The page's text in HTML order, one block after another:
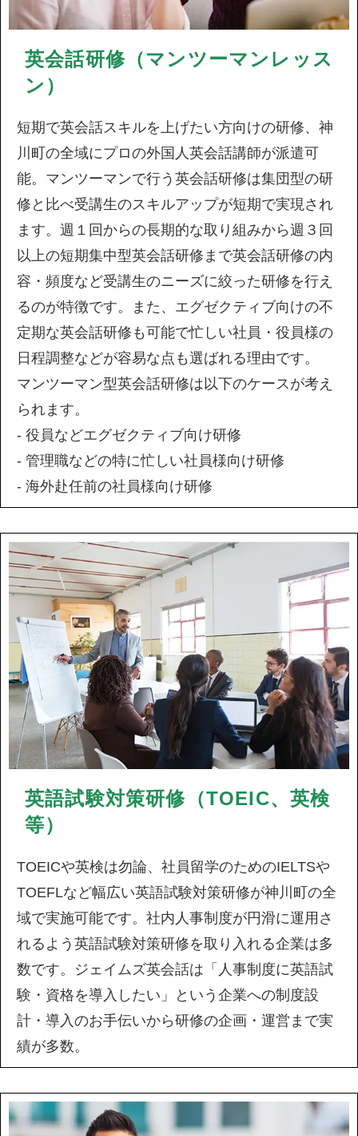
英会話研修（マンツーマンレッス
ン）
短期で英会話スキルを上げたい方向けの研修、神
川町の全域にプロの外国人英会話講師が派遣可
能。マンツーマンで行う英会話研修は集団型の研
修と比べ受講生のスキルアップが短期で実現され
ます。週１回からの長期的な取り組みから週３回
以上の短期集中型英会話研修まで英会話研修の内
容・頻度など受講生のニーズに絞った研修を行え
るのが特徴です。また、エグゼクティブ向けの不
定期な英会話研修も可能で忙しい社員・役員様の
日程調整などが容易な点も選ばれる理由です。
マンツーマン型英会話研修は以下のケースが考え
られます。
- 役員などエグゼクティブ向け研修
- 管理職などの特に忙しい社員様向け研修
- 海外赴任前の社員様向け研修
英語試験対策研修（TOEIC、英検
等）
TOEICや英検は勿論、社員留学のためのIELTSや
TOEFLなど幅広い英語試験対策研修が神川町の全
域で実施可能です。社内人事制度が円滑に運用さ
れるよう英語試験対策研修を取り入れる企業は多
数です。ジェイムズ英会話は「人事制度に英語試
験・資格を導入したい」という企業への制度設
計・導入のお手伝いから研修の企画・運営まで実
績が多数。